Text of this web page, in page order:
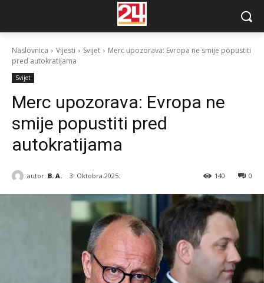
Naslovnica Vijesti Svijet
Merc upozorava: Evropa ne smije popustiti
pred autokratijama
Svijet
Merc upozorava: Evropa ne
smije popustiti pred
autokratijama
autor: B. A. 3. Oktobra 2025. 0
140